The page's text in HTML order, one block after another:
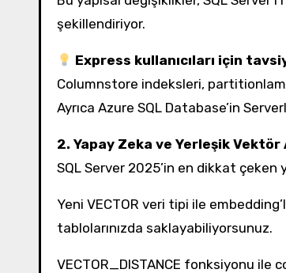
şekillendiriyor.
Express kullanıcıları için
Columnstore indeksleri,
Ayrıca Azure SQL Database’in
2. Yapay Zeka ve Yerleşik Vektör
SQL Server 2025’in en dikkat
Yeni VECTOR veri tipi ile
tablolarınızda saklayabiliyorsunuz.
VECTOR_DISTANCE fonksiyonu